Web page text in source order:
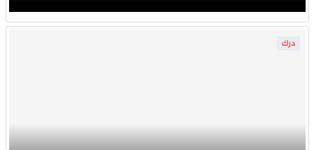
درك